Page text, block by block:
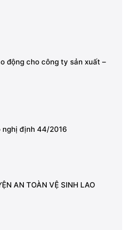
động cho công ty sản xuất –
định 44/2016
AN TOÀN VỆ SINH LAO